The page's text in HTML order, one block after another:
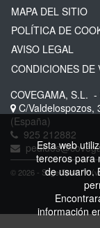
MAPA DEL SITIO
POLÍTICA DE
AVISO LEGAL
CONDICIONES DE
COVEGAMA, S.L. -
C/Valdelospozos,
(España)
925 212882
© 2026 - Sage Spain ™
Esta web
terceros para
de usuario.
información